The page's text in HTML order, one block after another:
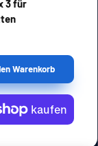
3 für
Warenkorb